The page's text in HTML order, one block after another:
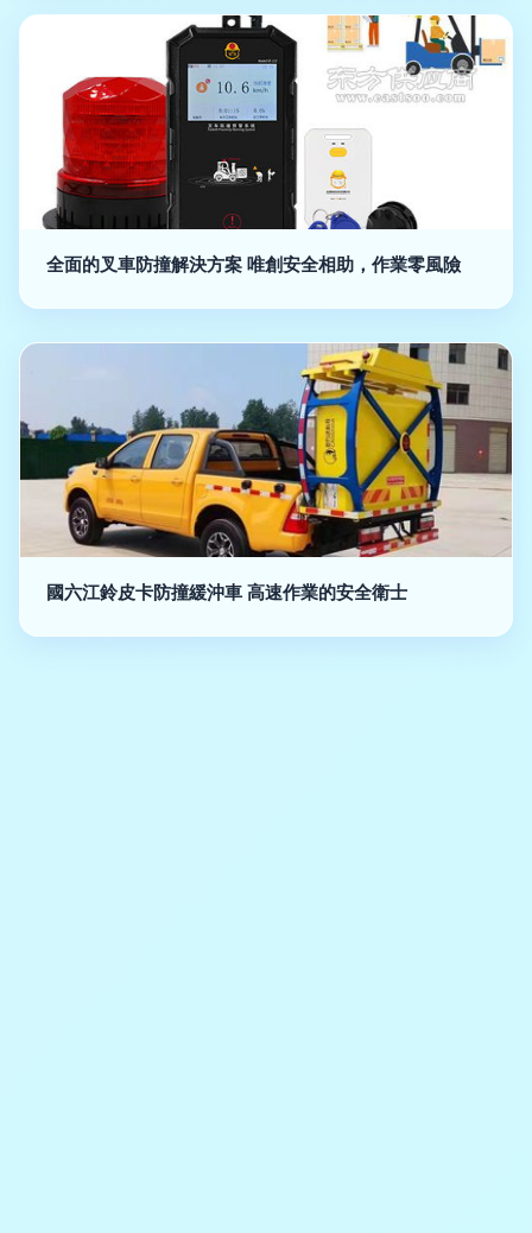
全面的叉車防撞解決方案 唯創安全相助，作業零風險
國六江鈴皮卡防撞緩沖車 高速作業的安全衛士